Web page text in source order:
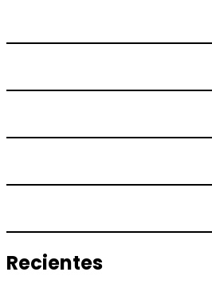
Recientes